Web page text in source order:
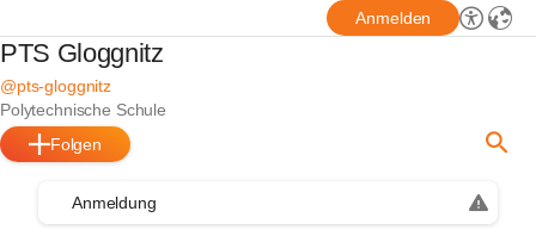
Anmelden
PTS Gloggnitz
@pts-gloggnitz
Polytechnische Schule
Folgen
Anmeldung